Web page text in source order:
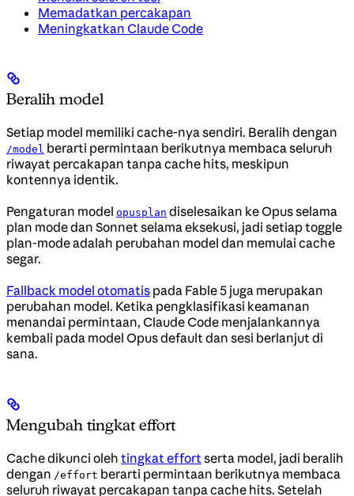
Memadatkan percakapan
Meningkatkan Claude Code
Beralih model
Setiap model memiliki cache-nya sendiri. Beralih dengan
/model berarti permintaan berikutnya membaca seluruh
riwayat percakapan tanpa cache hits, meskipun
kontennya identik.
Pengaturan model opusplan diselesaikan ke Opus selama
plan mode dan Sonnet selama eksekusi, jadi setiap toggle
plan-mode adalah perubahan model dan memulai cache
segar.
Fallback model otomatis pada Fable 5 juga merupakan
perubahan model. Ketika pengklasifikasi keamanan
menandai permintaan, Claude Code menjalankannya
kembali pada model Opus default dan sesi berlanjut di
sana.
Mengubah tingkat effort
Cache dikunci oleh tingkat effort serta model, jadi beralih
dengan /effort berarti permintaan berikutnya membaca
seluruh riwayat percakapan tanpa cache hits. Setelah